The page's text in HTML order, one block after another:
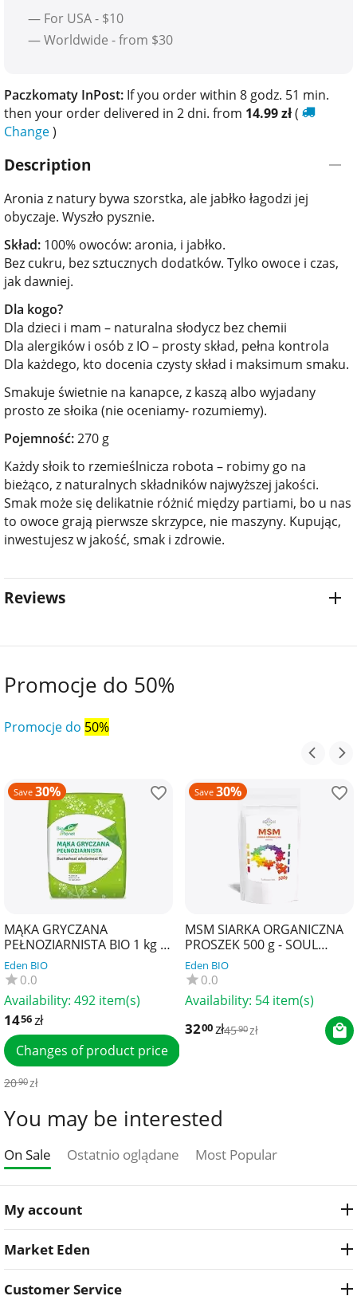
— For USA - $10
— Worldwide - from $30
Paczkomaty InPost: If you order within 8 godz. 51 min.
then your order delivered in 2 dni. from 14.99zł(
Change)
Description
Aronia z natury bywa szorstka, ale jabłko łagodzi jej
obyczaje. Wyszło pysznie.
Skład: 100% owoców: aronia, i jabłko.
Bez cukru, bez sztucznych dodatków. Tylko owoce i czas,
jak dawniej.
Dla kogo?
Dla dzieci i mam – naturalna słodycz bez chemii
Dla alergików i osób z IO – prosty skład, pełna kontrola
Dla każdego, kto docenia czysty skład i maksimum smaku.
Smakuje świetnie na kanapce, z kaszą albo wyjadany
prosto ze słoika (nie oceniamy- rozumiemy).
Pojemność:270 g
Każdy słoik to rzemieślnicza robota – robimy go na
bieżąco, z naturalnych składników najwyższej jakości.
Smak może się delikatnie różnić między partiami, bo u nas
to owoce grają pierwsze skrzypce, nie maszyny. Kupując,
inwestujesz w jakość, smak i zdrowie.
Reviews
Promocje do 50%
Promocje do 50%
Save 30%
MĄKA GRYCZANA
PEŁNOZIARNISTA BIO 1 kg -
BIO PLANET
Eden BIO
0.0
Availability: 492 item(s)
1456zł
Changes of product price
2090zł
Save 30%
MSM SIARKA ORGANICZNA
PROSZEK 500 g - SOUL
FARM
Eden BIO
0.0
Availability: 54 item(s)
3200zł4590zł
You may be interested
On Sale Ostatnio oglądane Most Popular
My account
Market Eden
Customer Service